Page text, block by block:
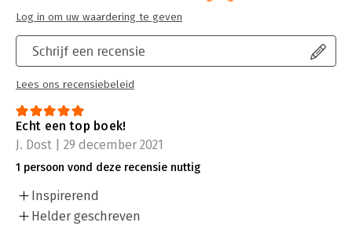
Schrijf een recensie
Lees ons recensiebeleid
Log in om uw waardering te geven
Echt een top boek!
J. Dost | 29 december 2021
1 persoon vond deze recensie nuttig
Inspirerend
Helder geschreven